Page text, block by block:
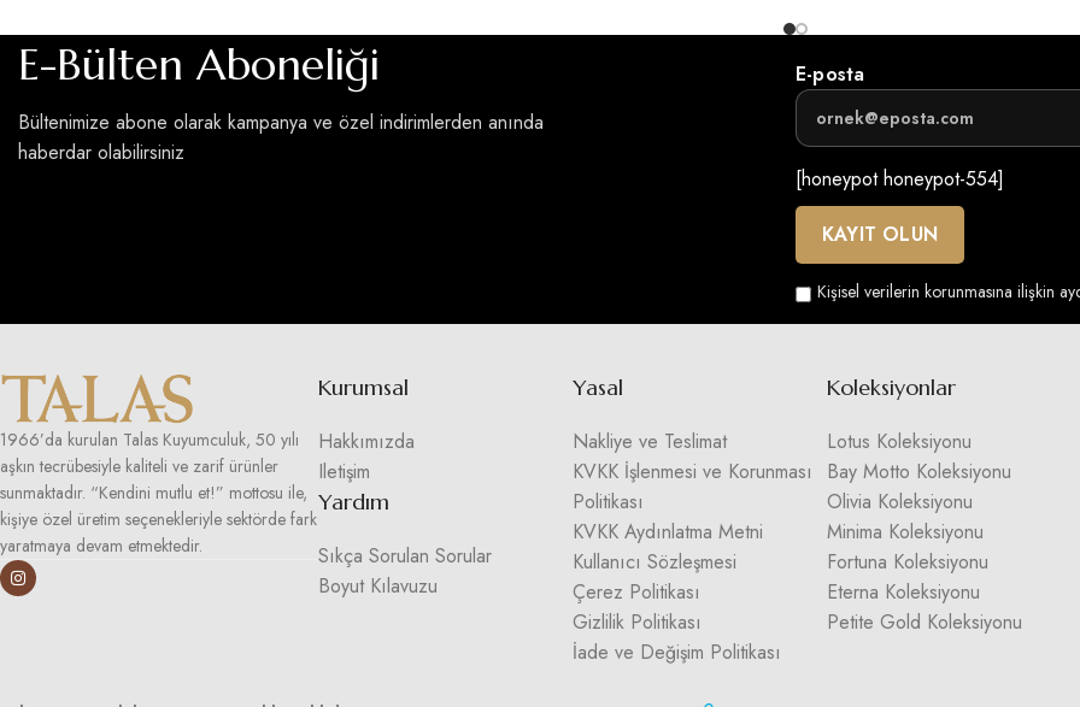
E-Bülten Aboneliği
Bültenimize abone olarak kampanya ve özel indirimlerden anında
haberdar olabilirsiniz
E-posta
[honeypot honeypot-554]
Kişisel verilerin korunmasına ilişkin
1966’da kurulan Talas Kuyumculuk, 50 yılı
aşkın tecrübesiyle kaliteli ve zarif ürünler
sunmaktadır. “Kendini mutlu et!” mottosu ile,
kişiye özel üretim seçenekleriyle sektörde fark
yaratmaya devam etmektedir.
Kurumsal
Hakkımızda
Iletişim
Yardım
Sıkça Sorulan Sorular
Boyut Kılavuzu
Yasal
Nakliye ve Teslimat
KVKK İşlenmesi ve Korunması
Politikası
KVKK Aydınlatma Metni
Kullanıcı Sözleşmesi
Çerez Politikası
Gizlilik Politikası
İade ve Değişim Politikası
Koleksiyonlar
Lotus Koleksiyonu
Bay Motto Koleksiyonu
Olivia Koleksiyonu
Minima Koleksiyonu
Fortuna Koleksiyonu
Eterna Koleksiyonu
Petite Gold Koleksiyonu